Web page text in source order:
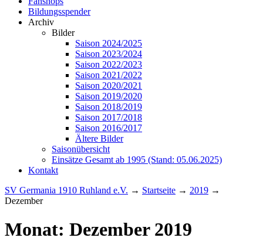
Bildungsspender
Archiv
Bilder
Saison 2024/2025
Saison 2023/2024
Saison 2022/2023
Saison 2021/2022
Saison 2020/2021
Saison 2019/2020
Saison 2018/2019
Saison 2017/2018
Saison 2016/2017
Ältere Bilder
Saisonübersicht
Einsätze Gesamt ab 1995 (Stand: 05.06.2025)
Kontakt
SV Germania 1910 Ruhland e.V. → Startseite → 2019 →
Dezember
Monat: Dezember 2019